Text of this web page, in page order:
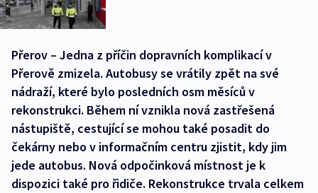
Přerov – Jedna z příčin dopravních komplikací v
Přerově zmizela. Autobusy se vrátily zpět na své
nádraží, které bylo posledních osm měsíců v
rekonstrukci. Během ní vznikla nová zastřešená
nástupiště, cestující se mohou také posadit do
čekárny nebo v informačním centru zjistit, kdy jim
jede autobus. Nová odpočinková místnost je k
dispozici také pro řidiče. Rekonstrukce trvala celkem